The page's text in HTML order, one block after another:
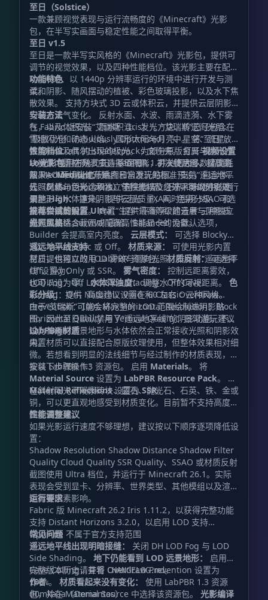
至日（Solstice）
一款兼顾视觉表现与运行流畅度的《Minecraft》光影
包，在半写实画面与稳定性能之间取得平衡。
至日 v1.5
至日是一款半写实风格的《Minecraft》光影包，提供可
调节的视觉效果，以及四种性能档位。该光影主要在配备
RX 6600、以 1440p 分辨率运行的环境中进行开发与测
试。
功能特色
柔和阴影、随风摆动的植被、彩色玻璃投影，以及水下焦
散效果。 支持方块式 3D 云或体积云，并提供云层阴影
与动态天气变化。 反射水面、水波、雨滴涟漪、水下雾
气，以及体积光。 雨水积洼、发光方块、传送门光照、
雪地闪光和动态火焰。 圆形太阳与月亮、星空、流星、
银河，以及偶尔出现的极光。 为部分原版金属与抛光方
块提供内置材质。 支持 LabPBR 1.3 法线贴图、材质贴
图、AO 环境光遮蔽贴图和自发光贴图。 支持“遥远地平
线（Distant Horizons）”在主世界、下界和末地中的远
景地形与水体渲染。 提供泛光、FXAA、色彩分级、可选
锐化和接触阴影。 内置“生存”“平衡”和“建造者”三种独立
的光照风格。
安装方法
在 Fabric 上安装“艾瑞斯（Iris）”。“艾瑞斯”已经包含在
“极致优化（Fabulously Optimized）”中。 将“至日”放
入 Minecraft 的shaderpacks文件夹。 打开视频设置
→ 光影包，在列表中选择“至日”。 初次使用时，建议先
从 Medium 档位开始。
性能档位
Low：使用方块式云、基础阴影，并关闭大多数高消耗
效果。Medium：适合日常游玩的标准预设，包含体积
云、材质、泛光、积水、体积光以及经过平衡的阴影效
果。High：提升阴影与云层质量，同时启用 SSAO 和
屏幕空间反射。Ultra：提供最高等级的云层与阴影质
量，主要适合截图或配备高性能显卡的设备。
光照风格与色彩选项独立于性能档位之外，可以分别进行
调整。
推荐尝试的设置
光照风格：Survival 最暗，Balanced 为默认选项，
Builder 会提高室内亮度。 云层模式：
可选择 Blocky
3D、Volumetric 或 Off。 材质来源：
可使用光影内置
材质，也可以改用 LabPBR 资源包。材质反射：可选择
Off、Sky Only 或 SSR。 雾气密度：
控制远距离雾效，
也可以设为零。 水体浑浊度：调整水下的可视距离。 色
彩分级： 提供 Natural、Vivid 和 Classic 三种风格。
遥远地平线支持
至日提供独立的 LOD 雾效与侧向光照。推荐将“遥远地平
线”设置为：
LOD Fog：Off LOD Side Shading：Off Cave
Culling：On，高度建议设置在60左右 Overdraw
Prevention：100%Max Horizontal Resolution：Block
Horizontal Quality 与 Vertical Quality：日常游玩建议
设为 High
由于“艾瑞斯”可能会将完整的 LOD 范围绘制进阴影贴
图，因此至日默认禁用了“遥远地平线”的阴影功能。不
过，普通的远景地形与水体依然会正常接收光照和阴影效
果。
LabPBR 材质
内置材质可以直接配合原版纹理使用，但整体效果相对细
微。若想看到明显的法线细节与经过制作的材质表现，请
按以下步骤操作：
安装 LabPBR 1.3 资源包。 启用 Materials。 将
Material Source 设置为 LabPBR Resource Pack。 将
Material Reflections设置为SSR。
在斜射阳光下观察砖块、圆石、抛光石、石英、铁、金或
铜，可以更直观地感受到材质变化。目前暂不支持高度贴
图视差效果。
性能调整建议
如果光影运行速度不够理想，建议按以下顺序逐项降低设
置：
Shadow Resolution Shadow Distance Shadow Filter
Quality Cloud Quality SSR Quality、SSAO 或材质反射
截图使用 Ultra 档位，并运行于 Minecraft 26.1。实际
表现会受到显卡、分辨率、世界类型、其他模组以及渲染
距离等因素影响。
运行要求
Fabric 版 Minecraft 26.2 Iris 1.11.2，以获得完整功能
支持 Distant Horizons 3.2.0，以启用 LOD 支持
OptiFine 不属于官方支持范围
常见问题
遥远地平线出现明暗接缝：
关闭 DH LOD Fog 与 LOD
Side Shading。 地下仍能看到 LOD 远景地形：
启用
Cave Culling，并将 Overdraw Prevention 设置为
100%。 材质看起来没有变化：
使用 LabPBR 1.3 资源
包，并在 Material Source 中选择该资源包。 光影编译
完整版本历史请查看 CHANGELOG.md。
作者
d0mkaaa（Domantas）